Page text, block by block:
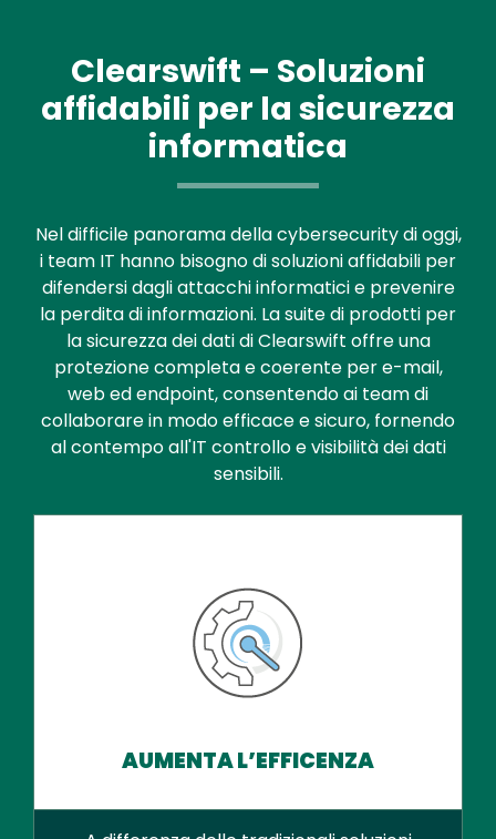
Clearswift – Soluzioni
affidabili per la sicurezza
informatica
Nel difficile panorama della cybersecurity di oggi,
i team IT hanno bisogno di soluzioni affidabili per
difendersi dagli attacchi informatici e prevenire
la perdita di informazioni. La suite di prodotti per
la sicurezza dei dati di Clearswift offre una
protezione completa e coerente per e-mail,
web ed endpoint, consentendo ai team di
collaborare in modo efficace e sicuro, fornendo
al contempo all'IT controllo e visibilità dei dati
sensibili.
AUMENTA L’EFFICENZA